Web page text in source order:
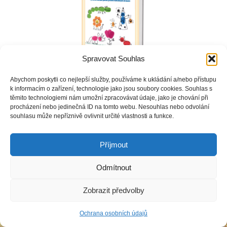
Spravovat Souhlas
Abychom poskytli co nejlepší služby, používáme k ukládání a/nebo přístupu
k informacím o zařízení, technologie jako jsou soubory cookies. Souhlas s
těmito technologiemi nám umožní zpracovávat údaje, jako je chování při
procházení nebo jedinečná ID na tomto webu. Nesouhlas nebo odvolání
souhlasu může nepříznivě ovlivnit určité vlastnosti a funkce.
Příjmout
Odmítnout
Zobrazit předvolby
Ochrana osobních údajů
SEO